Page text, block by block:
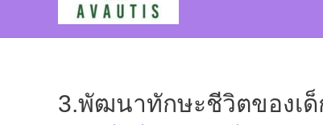
3.พัฒนาทักษะชีวิตของเด็